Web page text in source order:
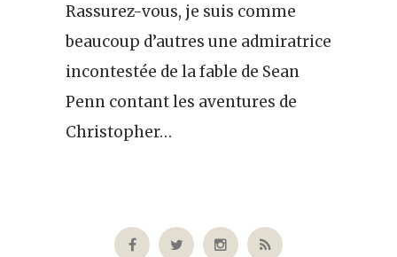
Rassurez-vous, je suis comme
beaucoup d’autres une admiratrice
incontestée de la fable de Sean
Penn contant les aventures de
Christopher…